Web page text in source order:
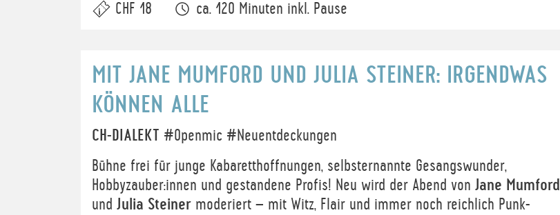
CHF 18 ca. 120 Minuten inkl. Pause
MIT JANE MUMFORD UND JULIA STEINER: IRGENDWAS
KÖNNEN ALLE
CH-DIALEKT #Openmic #Neuentdeckungen
Bühne frei für junge Kabaretthoffnungen, selbsternannte Gesangswunder,
Hobbyzauber:innen und gestandene Profis! Neu wird der Abend von Jane Mumford
und Julia Steiner moderiert – mit Witz, Flair und immer noch reichlich Punk-